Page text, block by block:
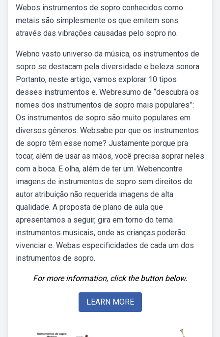
Webos instrumentos de sopro conhecidos como
metais são simplesmente os que emitem sons
através das vibrações causadas pelo sopro no.
Webno vasto universo da música, os instrumentos de
sopro se destacam pela diversidade e beleza sonora.
Portanto, neste artigo, vamos explorar 10 tipos
desses instrumentos e. Webresumo de “descubra os
nomes dos instrumentos de sopro mais populares”:
Os instrumentos de sopro são muito populares em
diversos gêneros. Websabe por que os instrumentos
de sopro têm esse nome? Justamente porque pra
tocar, além de usar as mãos, você precisa soprar neles
com a boca. E olha, além de ter um. Webencontre
imagens de instrumentos de sopro sem direitos de
autor atribuição não requerida imagens de alta
qualidade. A proposta de plano de aula que
apresentamos a seguir, gira em torno do tema
instrumentos musicais, onde as crianças poderão
vivenciar e. Webas especificidades de cada um dos
instrumentos de sopro.
For more information, click the button below.
LEARN MORE